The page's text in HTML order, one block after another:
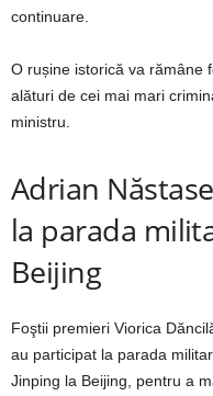
continuare.
O rușine istorică va rămâne
alături de cei mai mari
ministru.
Adrian
la parada
Beijing
Foştii premieri Viorica
au participat la parada
Jinping la Beijing, pentru a